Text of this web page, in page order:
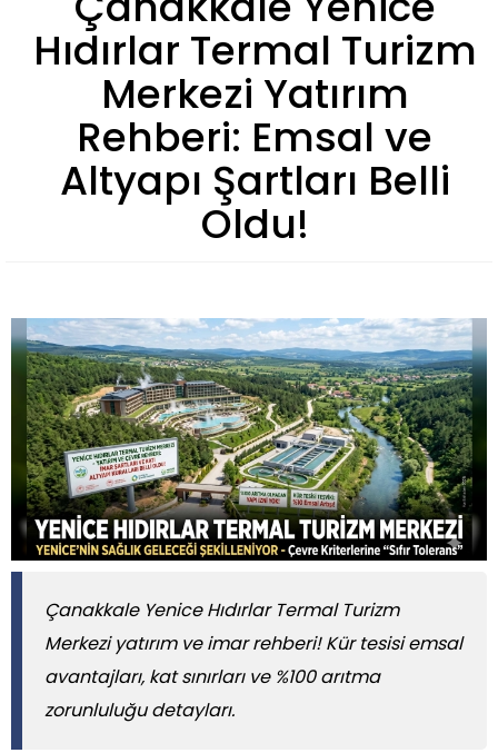
Hıdırlar Termal Turizm
Merkezi Yatırım
Rehberi: Emsal ve
Altyapı Şartları Belli
Oldu!
Çanakkale Yenice Hıdırlar Termal Turizm
Merkezi yatırım ve imar rehberi! Kür tesisi emsal
avantajları, kat sınırları ve %100 arıtma
zorunluluğu detayları.